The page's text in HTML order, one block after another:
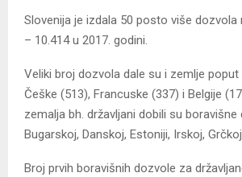
Slovenija je izdala 50 posto više dozvola
– 10.414 u 2017. godini.
Veliki broj dozvola dale su i zemlje poput
Češke (513), Francuske (337) i Belgije
zemalja bh. državljani dobili su boravišne
Bugarskoj, Danskoj, Estoniji, Irskoj,
Broj prvih boravišnih dozvole za